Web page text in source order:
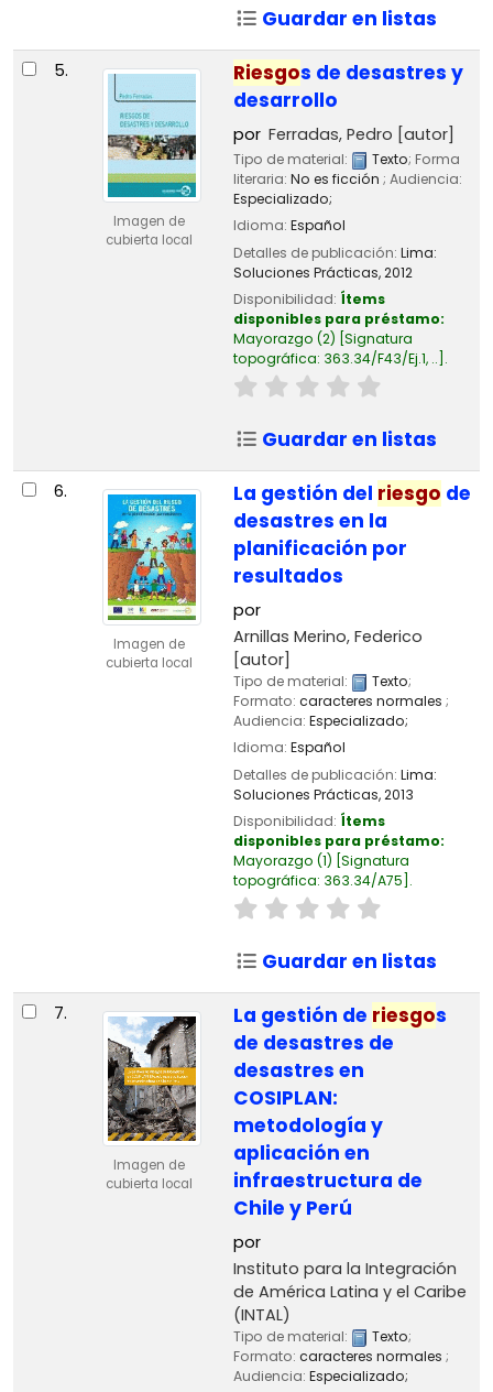
Guardar en listas
5.
Imagen de
cubierta local
Riesgos de desastres y
desarrollo
por Ferradas, Pedro [autor]
Tipo de material: Texto; Forma
literaria: No es ficción ; Audiencia:
Especializado;
Idioma: Español
Detalles de publicación: Lima:
Soluciones Prácticas,2012
Disponibilidad: Ítems
disponibles para préstamo:
Mayorazgo (2) Signatura
topográfica: 363.34/F43/Ej.1, .. .
Guardar en listas
6.
Imagen de
cubierta local
La gestión del riesgo de
desastres en la
planificación por
resultados
por
Arnillas Merino, Federico
[autor]
Tipo de material: Texto;
Formato: caracteres normales ;
Audiencia: Especializado;
Idioma: Español
Detalles de publicación: Lima:
Soluciones Prácticas,2013
Disponibilidad: Ítems
disponibles para préstamo:
Mayorazgo (1) Signatura
topográfica: 363.34/A75 .
Guardar en listas
7.
Imagen de
cubierta local
La gestión de riesgos
de desastres de
desastres en
COSIPLAN:
metodología y
aplicación en
infraestructura de
Chile y Perú
por
Instituto para la Integración
de América Latina y el Caribe
(INTAL)
Tipo de material: Texto;
Formato: caracteres normales ;
Audiencia: Especializado;